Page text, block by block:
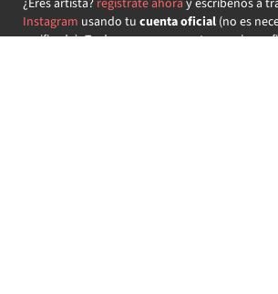
Instagram usando tu cuenta oficial(no es
verificada) ¡Te daremos acceso a tu propio